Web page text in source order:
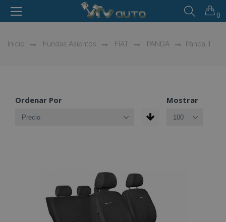
0
Inicio Fundas Asientos FIAT PANDA Panda II
Ordenar Por Mostrar